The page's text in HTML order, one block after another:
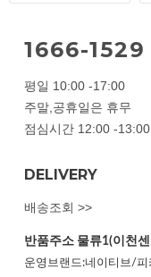
1666-1529
평일 10:00 -17:00
주말,공휴일은 휴무
점심시간 12:00 -13:00
DELIVERY
배송조회 >>
반품주소 물류1(이천
운영브랜드:네이티브/